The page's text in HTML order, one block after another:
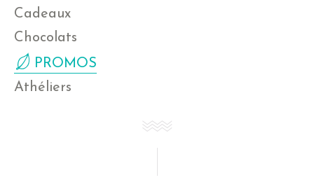
Cadeaux
Chocolats
PROMOS
Athéliers